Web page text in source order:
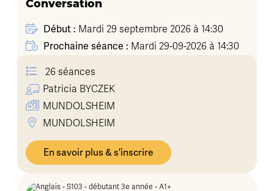
Conversation
Début : Mardi 29 septembre 2026 à 14:30
Prochaine séance : Mardi 29-09-2026 à 14:30
26 séances
Patricia BYCZEK
MUNDOLSHEIM
MUNDOLSHEIM
En savoir plus & s'inscrire